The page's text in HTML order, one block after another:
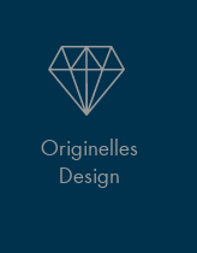
Originelles
Design